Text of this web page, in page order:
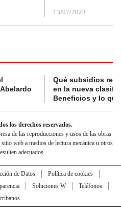
13/07/2023
Qué subsidios
en la nueva
Beneficios y lo
los derechos reservados.
de las reproducciones y usos de las obras
web a medios de lectura mecánica u otros
adecuados.
de Datos
Política de cookies
Soluciones W
Teléfonos